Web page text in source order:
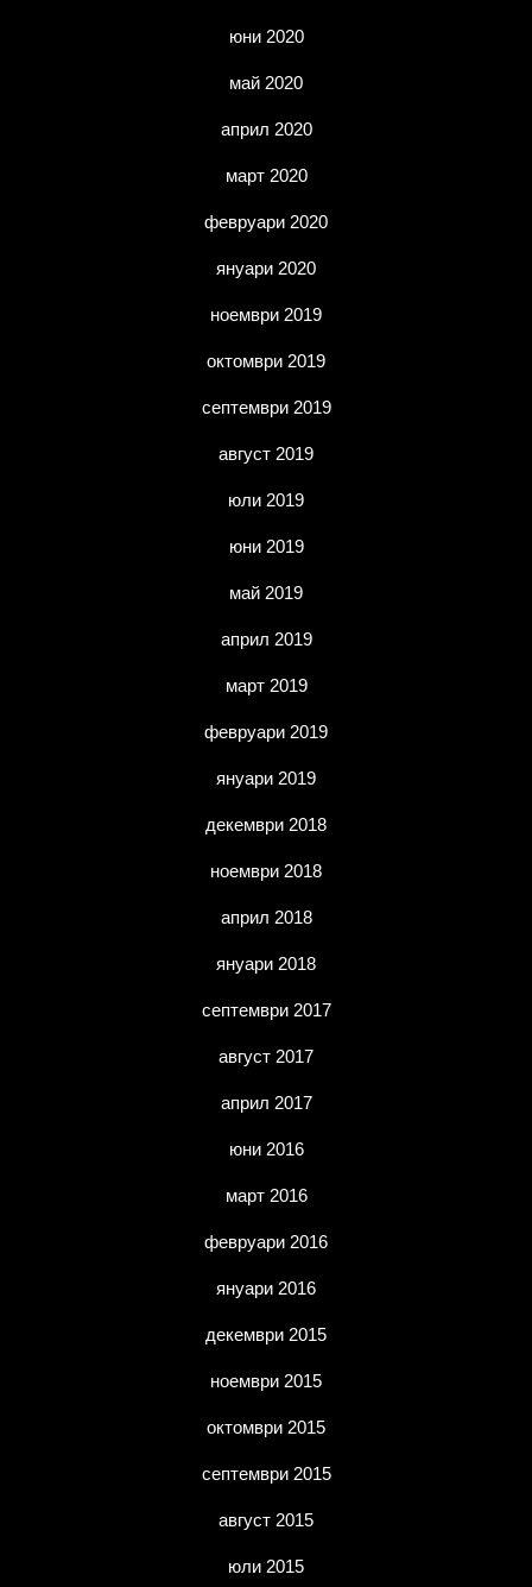
юни 2020
май 2020
април 2020
март 2020
февруари 2020
януари 2020
ноември 2019
октомври 2019
септември 2019
август 2019
юли 2019
юни 2019
май 2019
април 2019
март 2019
февруари 2019
януари 2019
декември 2018
ноември 2018
април 2018
януари 2018
септември 2017
август 2017
април 2017
юни 2016
март 2016
февруари 2016
януари 2016
декември 2015
ноември 2015
октомври 2015
септември 2015
август 2015
юли 2015